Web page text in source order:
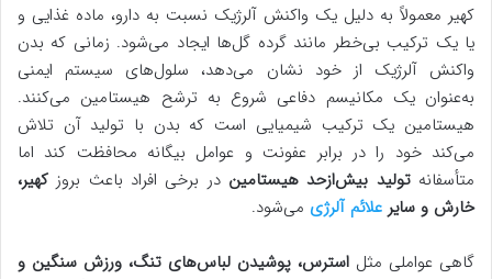
کهیر معمولاً به دلیل یک واکنش آلرژیک نسبت به دارو، ماده غذایی و
یا یک ترکیب بی‌خطر مانند گرده گل‌ها ایجاد ‌می‌شود. زمانی که بدن
واکنش آلرژیک از خود نشان می‌دهد، سلول‌های سیستم ایمنی
به‌عنوان یک مکانیسم دفاعی شروع به ترشح هیستامین می‌کنند.
هیستامین یک ترکیب شیمیایی است که بدن با تولید آن تلاش
می‌کند خود را در برابر عفونت و عوامل بیگانه محافظت کند اما
متأسفانهتولید بیش‌ازحد هیستامین در برخی افراد باعث بروز کهیر،
خارش و سایر علائم آلرژی می‌شود.
گاهی عواملی مثل استرس، پوشیدن لباس‌های تنگ، ورزش سنگین و